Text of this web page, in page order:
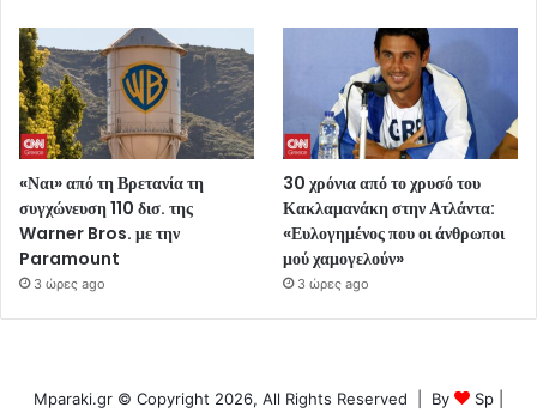
«Ναι» από τη Βρετανία τη
συγχώνευση 110 δισ. της
Warner Bros. με την
Paramount
3 ώρες ago
30 χρόνια από το χρυσό του
Κακλαμανάκη στην Ατλάντα:
«Ευλογημένος που οι άνθρωποι
μού χαμογελούν»
3 ώρες ago
Mparaki.gr © Copyright 2026, All Rights Reserved | By Sp